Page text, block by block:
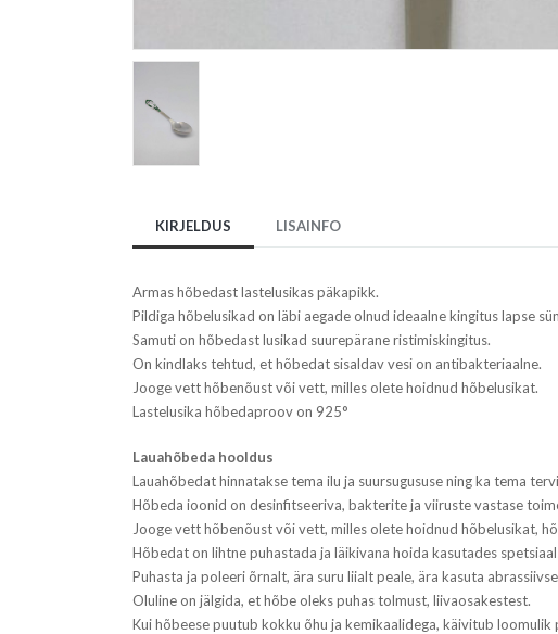
KIRJELDUS LISAINFO
Armas hõbedast lastelusikas päkapikk.
Pildiga hõbelusikad on läbi aegade olnud ideaalne kingitus lapse
Samuti on hõbedast lusikad suurepärane ristimiskingitus.
On kindlaks tehtud, et hõbedat sisaldav vesi on antibakteriaalne.
Jooge vett hõbenõust või vett, milles olete hoidnud hõbelusikat.
Lastelusika hõbedaproov on 925°
Lauahõbeda hooldus
Lauahõbedat hinnatakse tema ilu ja suursugususe ning ka tema
Hõbeda ioonid on desinfitseeriva, bakterite ja viiruste vastase
Jooge vett hõbenõust või vett, milles olete hoidnud hõbelusikat,
Hõbedat on lihtne puhastada ja läikivana hoida kasutades
Puhasta ja poleeri õrnalt, ära suru liialt peale, ära kasuta
Oluline on jälgida, et hõbe oleks puhas tolmust, liivaosakestest.
Kui hõbeese puutub kokku õhu ja kemikaalidega, käivitub